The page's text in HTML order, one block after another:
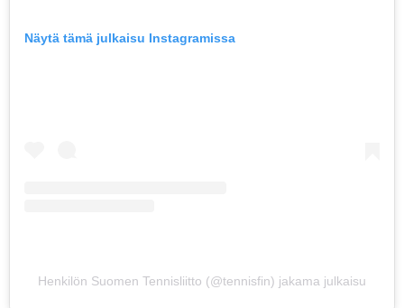
Näytä tämä julkaisu Instagramissa
Henkilön Suomen Tennisliitto (@tennisfin) jakama julkaisu